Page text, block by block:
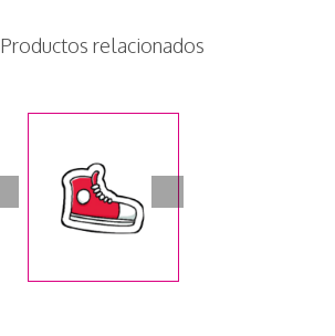
Productos relacionados